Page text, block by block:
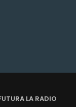
LA RADIO